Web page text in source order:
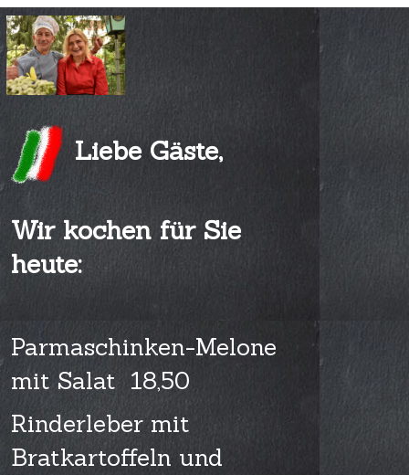
Liebe Gäste,
Wir kochen für Sie
heute:
Parmaschinken-Melone
mit Salat 18,50
Rinderleber mit
Bratkartoffeln und